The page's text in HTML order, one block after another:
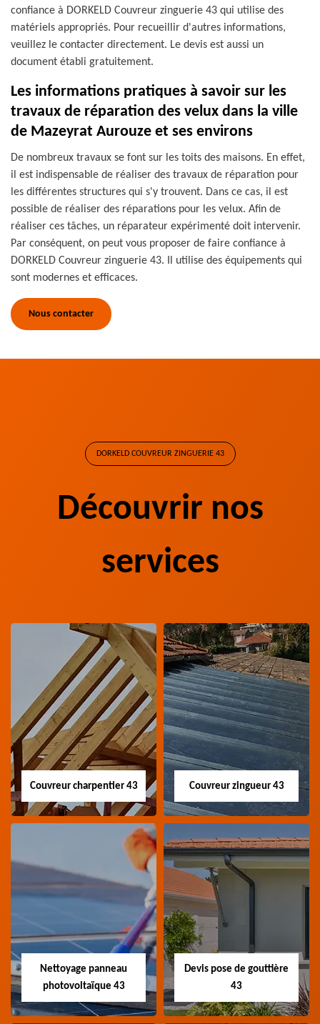
confiance à DORKELD Couvreur zinguerie 43 qui utilise des
matériels appropriés. Pour recueillir d'autres informations,
veuillez le contacter directement. Le devis est aussi un
document établi gratuitement.
Les informations pratiques à savoir sur les
travaux de réparation des velux dans la ville
de Mazeyrat Aurouze et ses environs
De nombreux travaux se font sur les toits des maisons. En effet,
il est indispensable de réaliser des travaux de réparation pour
les différentes structures qui s'y trouvent. Dans ce cas, il est
possible de réaliser des réparations pour les velux. Afin de
réaliser ces tâches, un réparateur expérimenté doit intervenir.
Par conséquent, on peut vous proposer de faire confiance à
DORKELD Couvreur zinguerie 43. Il utilise des équipements qui
sont modernes et efficaces.
Nous contacter
DORKELD COUVREUR ZINGUERIE 43
Découvrir nos
services
Couvreur charpentier 43
Couvreur
charpentier 43
Artisan couvreur
charpentier 43 Haute-
Couvreur zingueur 43
Couvreur zingueur
Artisan couvreur
zingueur 43 Haute-Loire
Nettoyage panneau
photovoltaïque 43
Devis pose de gouttière
43